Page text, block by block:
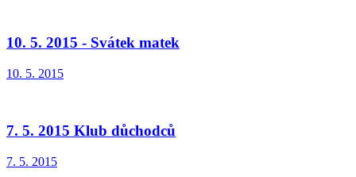
10. 5. 2015 - Svátek matek
10. 5. 2015
7. 5. 2015 Klub důchodců
7. 5. 2015